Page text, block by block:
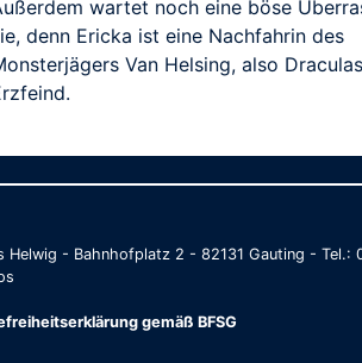
wartet noch eine böse
denn Ericka ist eine Nachfahrin des
Van Helsing, also
- Bahnhofplatz 2 - 82131 Gauting -
gemäß BFSG